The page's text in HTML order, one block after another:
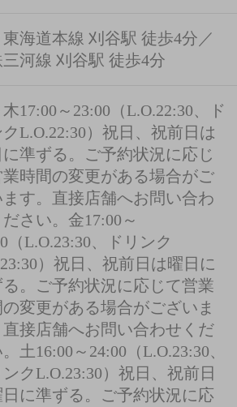
東海道本線 刈谷駅 徒歩4分／
河線 刈谷駅 徒歩4分
木17:00～23:00（L.O.22:30、ド
クL.O.22:30）祝日、祝前日は
に準ずる。ご予約状況に応じ
業時間の変更がある場合がご
ます。直接店舗へお問い合わ
さい。金17:00～
（L.O.23:30、ドリンク
）祝日、祝前日は曜日に
。ご予約状況に応じて営業
の変更がある場合がございま
接店舗へお問い合わせくだ
土16:00～24:00（L.O.23:30、
ンクL.O.23:30）祝日、祝前日
日に準ずる。ご予約状況に応